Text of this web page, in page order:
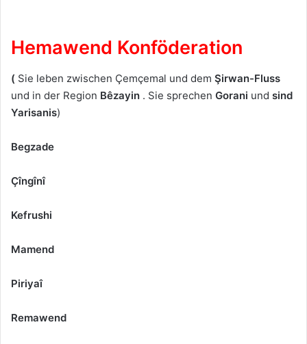
Hemawend Konföderation
( Sie leben zwischen Çemçemal und dem Şirwan-Fluss
und in der Region Bêzayin . Sie sprechen Gorani und sind
Yarisanis)
Begzade
Çîngînî
Kefrushi
Mamend
Piriyaî
Remawend